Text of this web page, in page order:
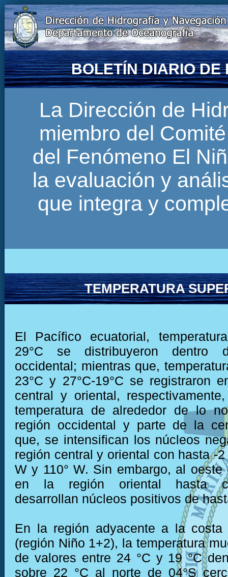
BOLETÍN DIARIO DE
La Dirección de
miembro del
del Fenómeno El
la evaluación y
que integra y
TEMPERATURA
El Pacífico ecuatorial,
29°C se distribuyeron dentro
occidental; mientras que,
23°C y 27°C-19°C se registraron
central y oriental,
temperatura de alrededor de lo
región occidental y parte de la
que, se intensifican los núcleos
región central y oriental con hasta -2
W y 110° W. Sin embargo, al oeste
en la región oriental hasta
desarrollan núcleos positivos de
En la región adyacente a la costa
(región Niño 1+2), la temperatura
de valores entre 24 °C y 19 °C
sobre 22 °C al norte de 04°S